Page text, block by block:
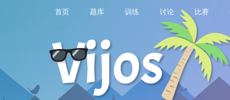
首页 题库 训练 讨论 比赛